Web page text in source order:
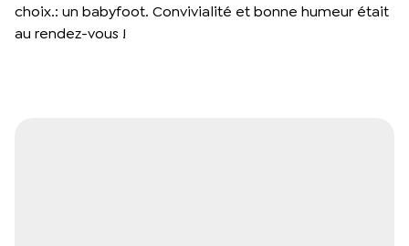
choix.: un babyfoot. Convivialité et bonne humeur était
au rendez-vous !